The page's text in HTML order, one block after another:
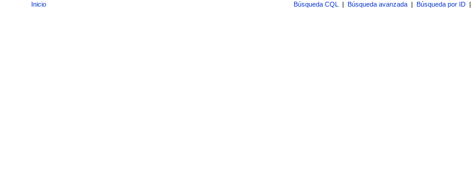
Inicio Búsqueda CQL | Búsqueda avanzada | Búsqueda por ID |